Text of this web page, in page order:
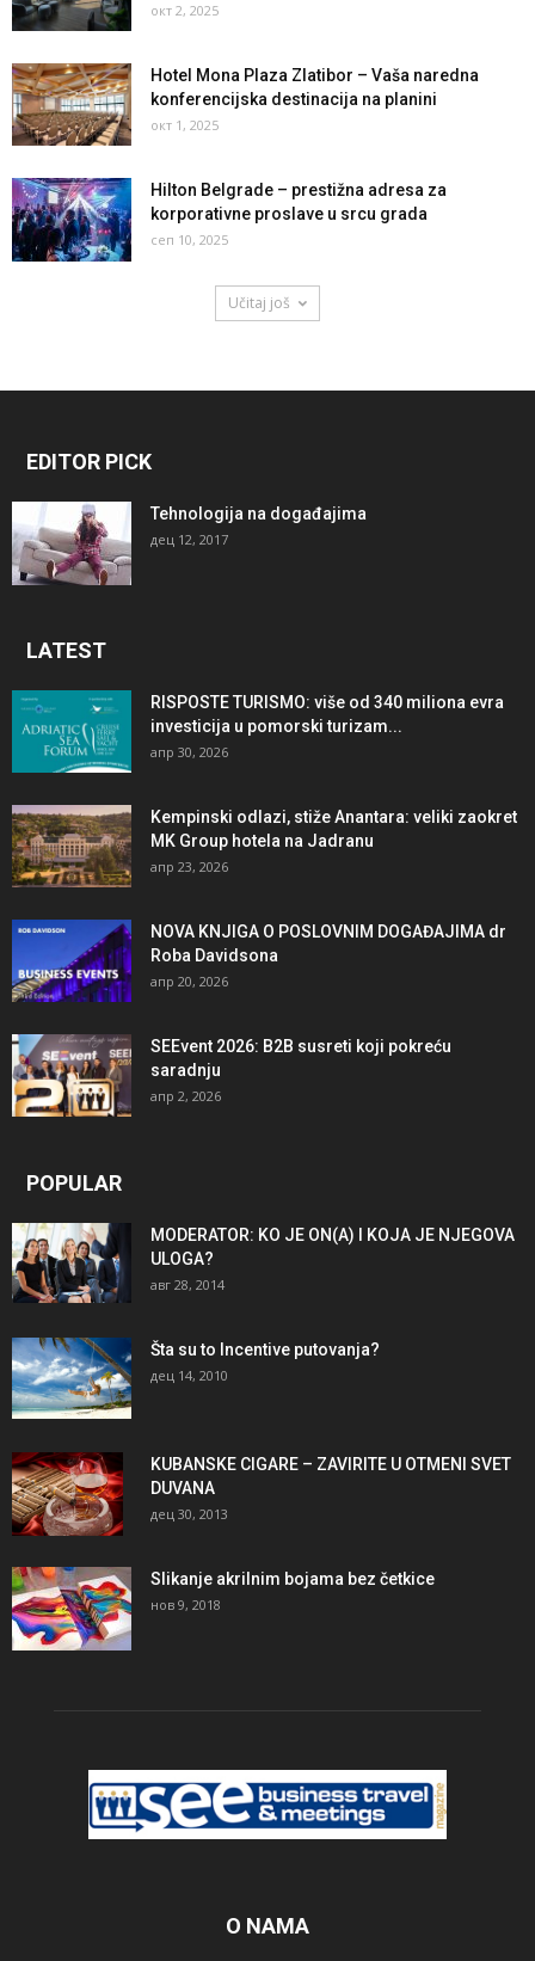
окт 2, 2025
Hotel Mona Plaza Zlatibor – Vaša naredna
konferencijska destinacija na planini
окт 1, 2025
Hilton Belgrade – prestižna adresa za
korporativne proslave u srcu grada
сеп 10, 2025
Učitaj još
EDITOR PICK
Tehnologija na događajima
дец 12, 2017
LATEST
RISPOSTE TURISMO: više od 340 miliona evra
investicija u pomorski turizam...
апр 30, 2026
Kempinski odlazi, stiže Anantara: veliki zaokret
MK Group hotela na Jadranu
апр 23, 2026
NOVA KNJIGA O POSLOVNIM DOGAĐAJIMA dr
Roba Davidsona
апр 20, 2026
SEEvent 2026: B2B susreti koji pokreću
saradnju
апр 2, 2026
POPULAR
MODERATOR: KO JE ON(A) I KOJA JE NJEGOVA
ULOGA?
авг 28, 2014
Šta su to Incentive putovanja?
дец 14, 2010
KUBANSKE CIGARE – ZAVIRITE U OTMENI SVET
DUVANA
дец 30, 2013
Slikanje akrilnim bojama bez četkice
нов 9, 2018
O NAMA